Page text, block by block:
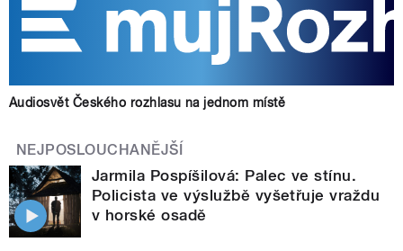
Audiosvět Českého rozhlasu na jednom místě
NEJPOSLOUCHANĚJŠÍ
Jarmila Pospíšilová: Palec ve stínu.
Policista ve výslužbě vyšetřuje vraždu
v horské osadě